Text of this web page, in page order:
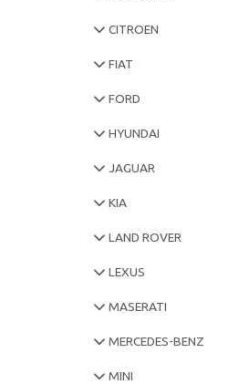
CITROEN
FIAT
FORD
HYUNDAI
JAGUAR
KIA
LAND ROVER
LEXUS
MASERATI
MERCEDES-BENZ
MINI